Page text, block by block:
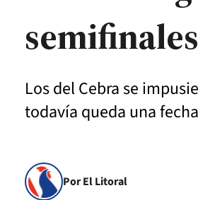
semifinales
Los del Cebra se
todavía queda una
Por El Litoral